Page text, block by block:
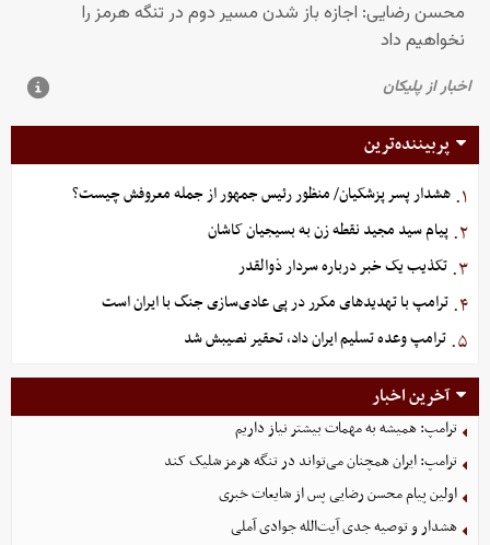
پربیننده‌ترین
۱. هشدار پسر پزشکیان/ منظور رئیس جمهور از جمله معروفش چیست؟
۲. پیام سید مجید نقطه زن به بسیجیان کاشان
۳. تکذیب یک خبر درباره سردار ذوالقدر
۴. ترامپ با تهدیدهای مکرر در پی عادی‌سازی جنگ با ایران است
۵. ترامپ وعده تسلیم ایران داد، تحقیر نصیبش شد
آخرین اخبار
ترامپ: همیشه به مهمات بیشتر نیاز داریم
ترامپ: ایران همچنان می‌تواند در تنگه هرمز شلیک کند
اولین پیام محسن رضایی پس از شایعات خبری
هشدار و توصیه جدی آیت‌الله جوادی آملی